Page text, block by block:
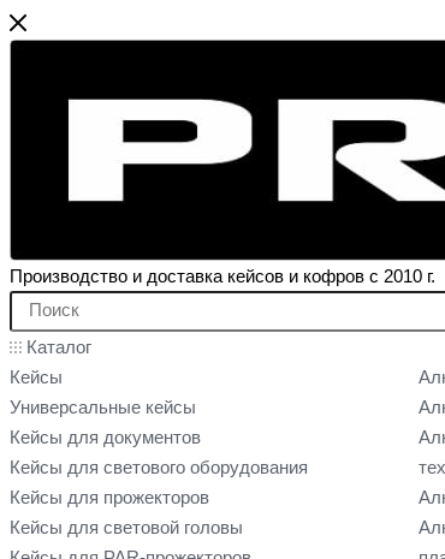
Производство и доставка кейсов и кофров с 2010 г.
Каталог
Кейсы
Универсальные кейсы
Кейсы для документов
Кейсы для светового оборудования
Кейсы для прожекторов
Кейсы для световой головы